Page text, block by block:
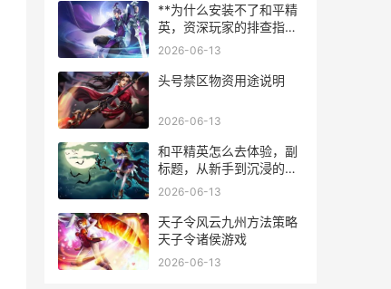
**为什么安装不了和平精
英，资深玩家的排查指
南，副标题，常见安装故
2026-06-13
头号禁区物资用途说明
2026-06-13
和平精英怎么去体验，副
标题，从新手到沉浸的战
场生存艺术
2026-06-13
天子令风云九州方法策略
天子令诸侯游戏
2026-06-13